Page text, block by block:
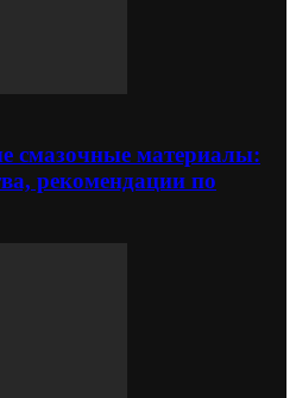
смазочные материалы:
рекомендации по